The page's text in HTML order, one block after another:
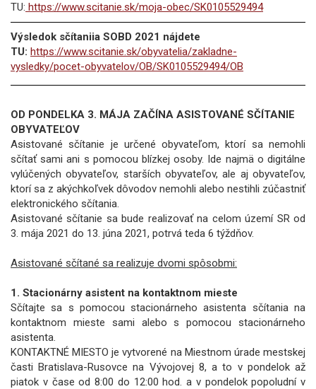
TU: https://www.scitanie.sk/moja-obec/SK0105529494
Výsledok sčítaniia SOBD 2021 nájdete
TU: https://www.scitanie.sk/obyvatelia/zakladne-
vysledky/pocet-obyvatelov/OB/SK0105529494/OB
OD PONDELKA 3. MÁJA ZAČÍNA ASISTOVANÉ SČÍTANIE
OBYVATEĽOV
Asistované sčítanie je určené obyvateľom, ktorí sa nemohli
sčítať sami ani s pomocou blízkej osoby. Ide najmä o digitálne
vylúčených obyvateľov, starších obyvateľov, ale aj obyvateľov,
ktorí sa z akýchkoľvek dôvodov nemohli alebo nestihli zúčastniť
elektronického sčítania.
Asistované sčítanie sa bude realizovať na celom území SR od
3. mája 2021 do 13. júna 2021, potrvá teda 6 týždňov.
Asistované sčítané sa realizuje dvomi spôsobmi:
1. Stacionárny asistent na kontaktnom mieste
Sčítajte sa s pomocou stacionárneho asistenta sčítania na
kontaktnom mieste sami alebo s pomocou stacionárneho
asistenta.
KONTAKTNÉ MIESTO je vytvorené na Miestnom úrade mestskej
časti Bratislava-Rusovce na Vývojovej 8, a to v pondelok až
piatok v čase od 8:00 do 12:00 hod. a v pondelok popoludní v